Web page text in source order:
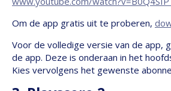
Om de app gratis uit te proberen,
Voor de volledige versie van de app,
de app. Deze is onderaan in het
Kies vervolgens het gewenste